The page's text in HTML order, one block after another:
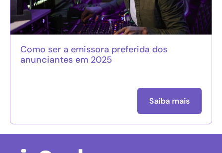
Como ser a emissora preferida dos
anunciantes em 2025
Saiba mais